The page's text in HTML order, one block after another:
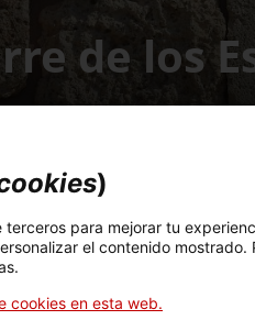
de los
de sufrir una fisura causada
elementos que
)
para mejorar tu
el contenido mostrado.
cookies en esta web.